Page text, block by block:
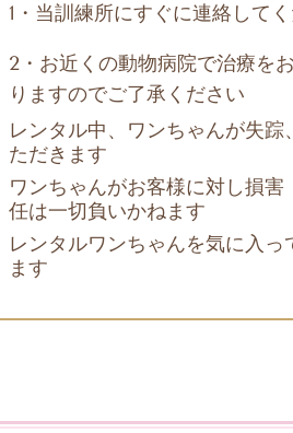
1・当訓練所にすぐに連絡して
2・お近くの動物病院で治療を
りますのでご了承ください
レンタル中、ワンちゃんが失
ただきます
ワンちゃんがお客様に対し損
任は一切負いかねます
レンタルワンちゃんを気に入
ます